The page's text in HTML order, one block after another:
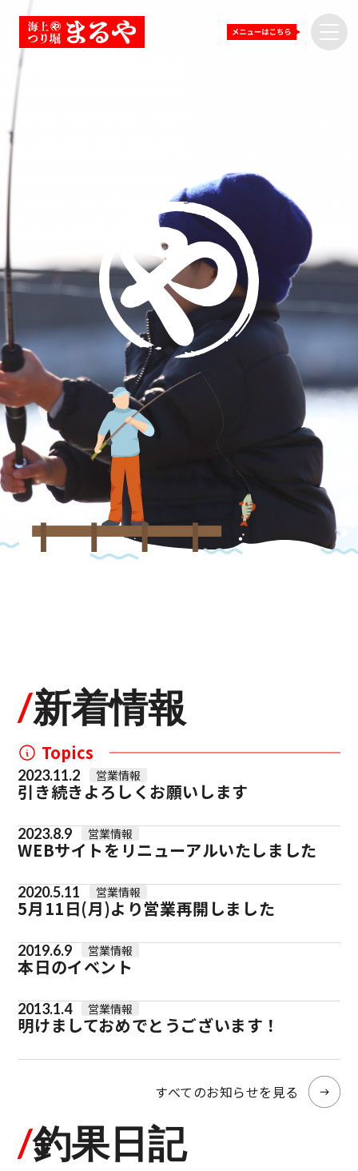
/新着情報
Topics
2023.11.2 営業情報
引き続きよろしくお願いします
2023.8.9 営業情報
WEBサイトをリニューアルいたしました
2020.5.11 営業情報
5月11日(月)より営業再開しました
2019.6.9 営業情報
本日のイベント
2013.1.4 営業情報
明けましておめでとうございます！
すべてのお知らせを見る
/釣果日記